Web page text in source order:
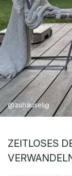
@zuhauselig
ZEITLOSES